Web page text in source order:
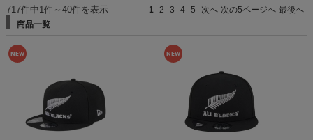
717件中1件～40件を表示 1 2 3 4 5 次へ 次の5ページへ 最後へ
商品一覧